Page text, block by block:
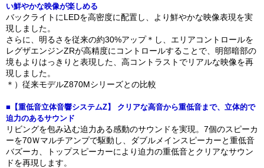
い鮮やかな映像が楽しめる
バックライトにLEDを高密度に配置し、より鮮やかな映像表現を実
現しました。
さらに、明るさを従来の約30%アップ＊し、エリアコントロールを
レグザエンジンZRが高精度にコントロールすることで、明部暗部の
境もよりはっきりと表現した、高コントラストでリアルな映像を再
現しました。
＊）従来モデルZ870Mシリーズとの比較
■【重低音立体音響システムZ】 クリアな高音から重低音まで、立体的で
迫力のあるサウンド
リビングを包み込む迫力ある感動のサウンドを実現。7個のスピーカ
ーを70Ｗマルチアンプで駆動し、ダブルメインスピーカーと重低音
バズーカ、トップスピーカーにより迫力の重低音とクリアなサウン
ドを再現します。